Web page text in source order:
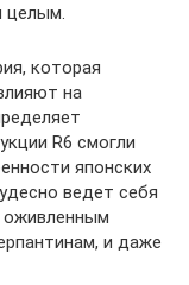
целым.
которая
на
R6 смогли
японских
ведет себя
оживленным
и даже